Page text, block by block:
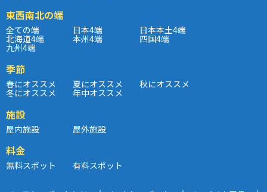
東西南北の端
全ての端 日本4端 日本本土4端
北海道4端 本州4端 四国4端
九州4端
季節
春にオススメ 夏にオススメ 秋にオススメ
冬にオススメ 年中オススメ
施設
屋内施設 屋外施設
料金
無料スポット 有料スポット